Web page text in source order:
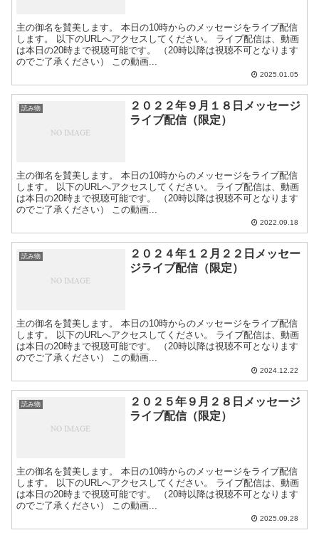
主の御名を賛美します。 本日の10時からのメッセージをライブ配信
します。 以下のURLへアクセスしてください。 ライブ配信は、動画
は本日の20時まで視聴可能です。 （20時以降は視聴不可となります
のでご了承ください） この動画...
2025.01.05
読み物
２０２２年９月１８日メッセージ
ライブ配信（限定）
主の御名を賛美します。 本日の10時からのメッセージをライブ配信
します。 以下のURLへアクセスしてください。 ライブ配信は、動画
は本日の20時まで視聴可能です。 （20時以降は視聴不可となります
のでご了承ください） この動画...
2022.09.18
読み物
２０２４年１２月２２日メッセー
ジライブ配信（限定）
主の御名を賛美します。 本日の10時からのメッセージをライブ配信
します。 以下のURLへアクセスしてください。 ライブ配信は、動画
は本日の20時まで視聴可能です。 （20時以降は視聴不可となります
のでご了承ください） この動画...
2024.12.22
読み物
２０２５年９月２８日メッセージ
ライブ配信（限定）
主の御名を賛美します。 本日の10時からのメッセージをライブ配信
します。 以下のURLへアクセスしてください。 ライブ配信は、動画
は本日の20時まで視聴可能です。 （20時以降は視聴不可となります
のでご了承ください） この動画...
2025.09.28